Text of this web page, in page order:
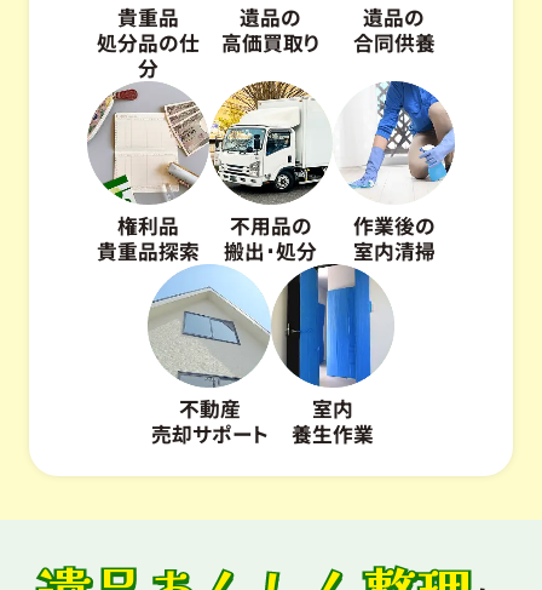
貴重品
処分品の仕
分
遺品の
高価買取り
遺品の
合同供養
権利品
貴重品探索
不用品の
搬出･処分
作業後の
室内清掃
不動産
売却サポート
室内
養生作業